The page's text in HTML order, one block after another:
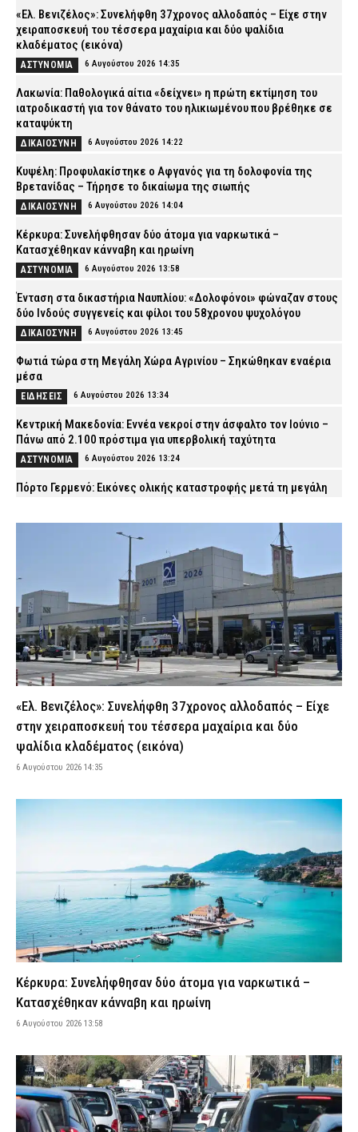
«Ελ. Βενιζέλος»: Συνελήφθη 37χρονος αλλοδαπός – Είχε στην
χειραποσκευή του τέσσερα μαχαίρια και δύο ψαλίδια
κλαδέματος (εικόνα)
ΑΣΤΥΝΟΜΙΑ 6 Αυγούστου 2026 14:35
Λακωνία: Παθολογικά αίτια «δείχνει» η πρώτη εκτίμηση του
ιατροδικαστή για τον θάνατο του ηλικιωμένου που βρέθηκε σε
καταψύκτη
ΔΙΚΑΙΟΣΥΝΗ 6 Αυγούστου 2026 14:22
Κυψέλη: Προφυλακίστηκε ο Αφγανός για τη δολοφονία της
Βρετανίδας – Τήρησε το δικαίωμα της σιωπής
ΔΙΚΑΙΟΣΥΝΗ 6 Αυγούστου 2026 14:04
Κέρκυρα: Συνελήφθησαν δύο άτομα για ναρκωτικά –
Κατασχέθηκαν κάνναβη και ηρωίνη
ΑΣΤΥΝΟΜΙΑ 6 Αυγούστου 2026 13:58
Ένταση στα δικαστήρια Ναυπλίου: «Δολοφόνοι» φώναζαν στους
δύο Ινδούς συγγενείς και φίλοι του 58χρονου ψυχολόγου
ΔΙΚΑΙΟΣΥΝΗ 6 Αυγούστου 2026 13:45
Φωτιά τώρα στη Μεγάλη Χώρα Αγρινίου – Σηκώθηκαν εναέρια
μέσα
ΕΙΔΗΣΕΙΣ 6 Αυγούστου 2026 13:34
Κεντρική Μακεδονία: Εννέα νεκροί στην άσφαλτο τον Ιούνιο –
Πάνω από 2.100 πρόστιμα για υπερβολική ταχύτητα
ΑΣΤΥΝΟΜΙΑ 6 Αυγούστου 2026 13:24
Πόρτο Γερμενό: Εικόνες ολικής καταστροφής μετά τη μεγάλη
ΕΙΔΗΣΕΙΣ 6 Αυγούστου 2026 13:09
Λάρισα: Συνελήφθησαν δύο άτομα που έκλεψαν
μετασχηματιστή του ΔΕΔΔΗΕ
6 Αυγούστου 2026 12:59
Ιός του Δυτικού Νείλου: 65 κρούσματα και έξι θάνατοι στην
Ελλάδα
ΕΙΔΗΣΕΙΣ 6 Αυγούστου 2026 12:48
Τροχαίο στη Μύκονο: Μηχανή συγκρούστηκε με ΙΧ – Σκοτώθηκε
ΕΙΔΗΣΕΙΣ 6 Αυγούστου 2026 12:34
Χανιά: Συμπλοκή στο νοσοκομείο μεταξύ δύο ανδρών –
Τραυματίστηκε ο ένας
ΑΣΤΥΝΟΜΙΑ
Από ηλεκτροπληξία ο θάνατος του 72χρονου στα Άνω Λιόσια:
Προσπάθησε να κλέψει καλώδια και οι συνεργοί του τον
Σκιάθος: Βρετανίδα μέθυσε και προκάλεσε επεισόδιο στο
ξενοδοχείο και στο Κέντρο Υγείας – Αντιστάθηκε κατά τη
σύλληψή της
ΑΣΤΥΝΟΜΙΑ 6 Αυγούστου 2026 11:51
Θεσσαλονίκη: Χειροπέδες σε δύο φυγόποινους – Ήταν
καταδικασμένοι με οκταετείς καθείρξεις, αλλά κυκλοφορούσαν
ελεύθεροι
ΑΣΤΥΝΟΜΙΑ 6 Αυγούστου 2026 11:36
δικηγόρος του 55χρονου που έκρυβε το πτώμα του πατέρα του
σε καταψύκτη
ΑΣΤΥΝΟΜΙΑ 6 Αυγούστου 2026 11:24
Ηράκλειο: Επιτήδειοι εξαπάτησαν 55χρονο και του άρπαξαν
«Ελ. Βενιζέλος»: Συνελήφθη 37χρονος αλλοδαπός – Είχε
στην χειραποσκευή του τέσσερα μαχαίρια και δύο
ψαλίδια κλαδέματος (εικόνα)
6 Αυγούστου 2026 14:35
Κέρκυρα: Συνελήφθησαν δύο άτομα για ναρκωτικά –
Κατασχέθηκαν κάνναβη και ηρωίνη
6 Αυγούστου 2026 13:58